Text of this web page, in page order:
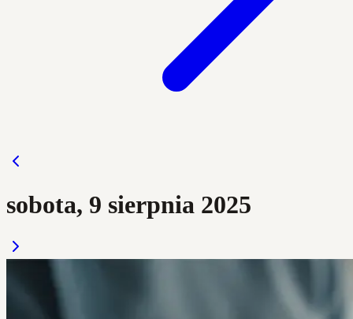
sobota, 9 sierpnia 2025